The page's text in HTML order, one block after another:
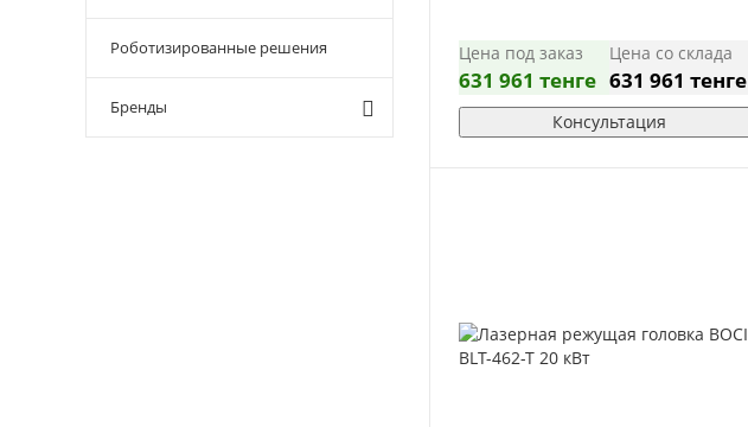
Роботизированные решения
Бренды
Цена под заказ
631 961 тенге
Цена со склада
631 961 тенге
Консультация